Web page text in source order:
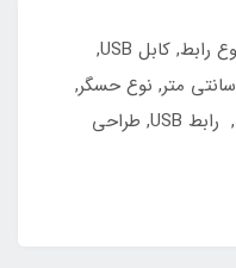
وزن, 50 گرم, نوع اتصال, با سیم, نوع رابط, کابل USB,
تعداد کلید, 3 عدد, طول کابل, 110 سانتی متر, نوع حسگر,
اپتیکال, دقت, 1000DPI, منبع تغذیه, رابط USB, طراحی